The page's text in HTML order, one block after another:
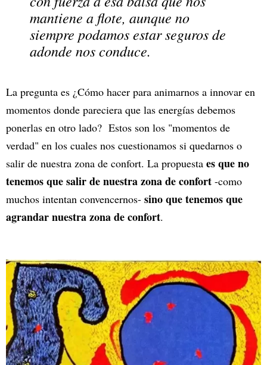
mantiene a flote, aunque no
siempre podamos estar seguros de
adonde nos conduce.
La pregunta es ¿Cómo hacer para animarnos a innovar en
momentos donde pareciera que las energías debemos
ponerlas en otro lado? Estos son los "momentos de
verdad" en los cuales nos cuestionamos si quedarnos o
salir de nuestra zona de confort. La propuesta es que no
tenemos que salir de nuestra zona de confort -como
muchos intentan convencernos- sino que tenemos que
agrandar nuestra zona de confort.